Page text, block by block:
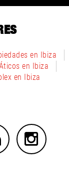
en Ibiza
en Ibiza
en Ibiza